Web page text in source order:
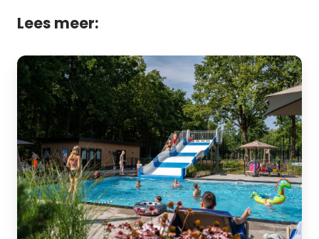
Lees meer:
Meer
informatie
over
Resort
de
Brabantse
Kempen